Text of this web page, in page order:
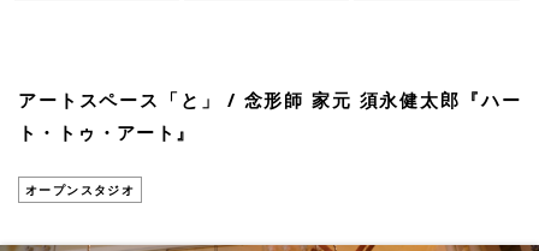
アートスペース「と」 / 念形師 家元 須永健太郎『ハー
ト・トゥ・アート』
オープンスタジオ